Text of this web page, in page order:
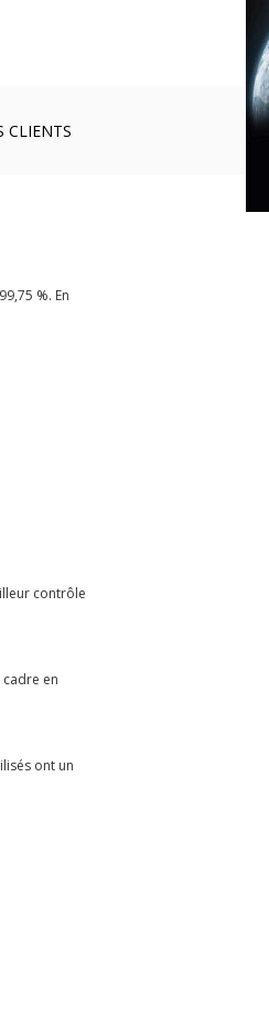
CLIENTS
%. En
contrôle
en
ont un